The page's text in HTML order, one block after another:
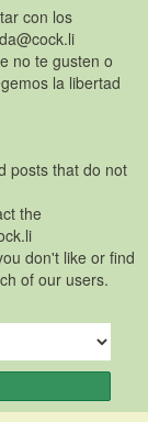
con los
no te gusten o
la libertad
posts that do not
the
don't like or find
of our users.